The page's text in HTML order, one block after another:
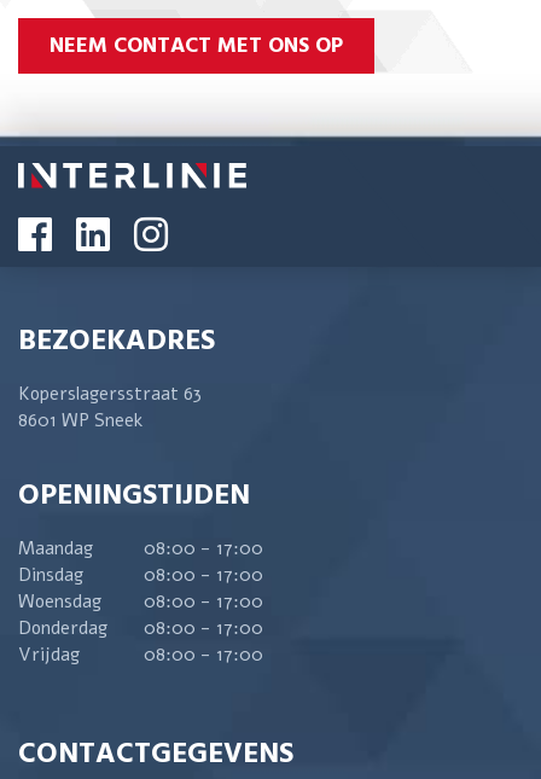
NEEM CONTACT MET ONS OP
BEZOEKADRES
Koperslagersstraat 63
8601 WP Sneek
OPENINGSTIJDEN
Maandag
08:00 - 17:00
Dinsdag
08:00 - 17:00
Woensdag
08:00 - 17:00
Donderdag
08:00 - 17:00
Vrijdag
08:00 - 17:00
CONTACTGEGEVENS